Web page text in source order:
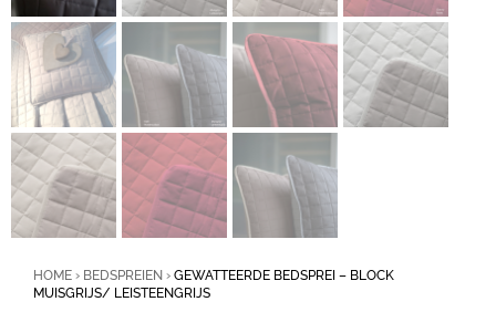
HOME › BEDSPREIEN › GEWATTEERDE BEDSPREI – BLOCK
MUISGRIJS/ LEISTEENGRIJS